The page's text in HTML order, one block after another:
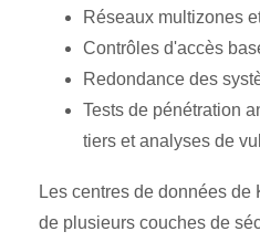
Réseaux multizones
Contrôles d'accès
Redondance des
Tests de pénétration
tiers et analyses de
Les centres de données
de plusieurs couches de